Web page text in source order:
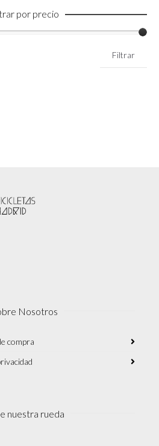
por precio
Filtrar
Nosotros
compra
nuestra rueda